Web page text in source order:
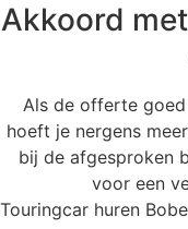
Akkoord
Als de offerte
hoeft je nergens
bij de afgesproken
voor een
Touringcar huren